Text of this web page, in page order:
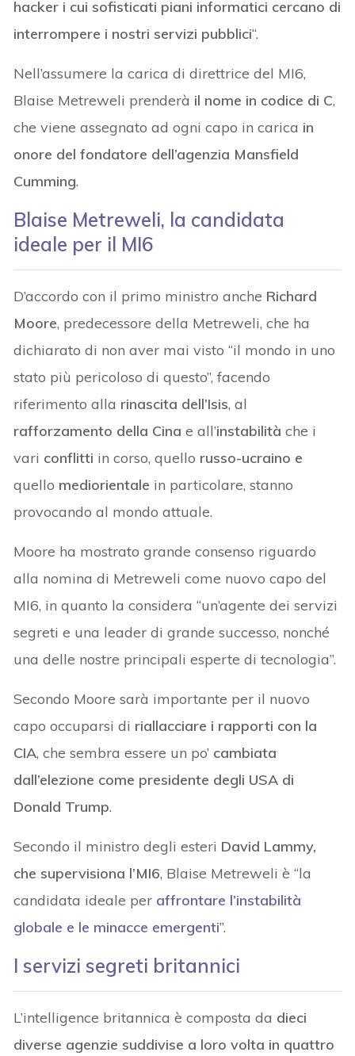
hacker i cui sofisticati piani informatici cercano di
interrompere i nostri servizi pubblici“.
Nell’assumere la carica di direttrice del MI6,
Blaise Metreweli prenderà il nome in codice di C,
che viene assegnato ad ogni capo in carica in
onore del fondatore dell’agenzia Mansfield
Cumming.
Blaise Metreweli, la candidata
ideale per il MI6
D’accordo con il primo ministro anche Richard
Moore, predecessore della Metreweli, che ha
dichiarato di non aver mai visto “il mondo in uno
stato più pericoloso di questo”, facendo
riferimento alla rinascita dell’Isis, al
rafforzamento della Cina e all’instabilità che i
vari conflitti in corso, quello russo-ucraino e
quello mediorientale in particolare, stanno
provocando al mondo attuale.
Moore ha mostrato grande consenso riguardo
alla nomina di Metreweli come nuovo capo del
MI6, in quanto la considera “un’agente dei servizi
segreti e una leader di grande successo, nonché
una delle nostre principali esperte di tecnologia”.
Secondo Moore sarà importante per il nuovo
capo occuparsi di riallacciare i rapporti con la
CIA, che sembra essere un po’ cambiata
dall’elezione come presidente degli USA di
Donald Trump.
Secondo il ministro degli esteri David Lammy,
che supervisiona l’MI6, Blaise Metreweli è “la
candidata ideale per affrontare l’instabilità
globale e le minacce emergenti”.
I servizi segreti britannici
L’intelligence britannica è composta da dieci
diverse agenzie suddivise a loro volta in quattro